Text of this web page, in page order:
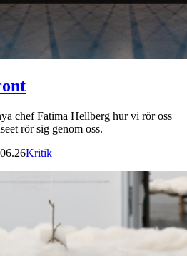
chef Fatima Hellberg hur vi rör oss
rör sig genom oss.
Kritik